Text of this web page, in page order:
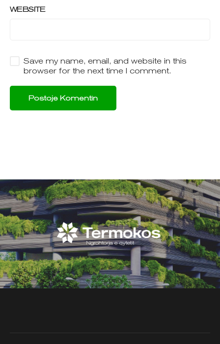
WEBSITE
Save my name, email, and website in this
browser for the next time I comment.